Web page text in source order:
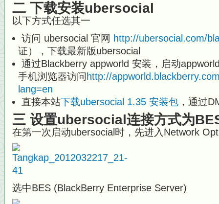
二 下载安装ubersocial
以下方式任选其一
访问 ubersocial 官网 http://ubersocial.com/
证），下载最新版ubersocial
通过Blackberry appworld 安装，启动
手机浏览器访问 http://
lang=en
直接本站下载ubersocial 1.35 安装包 ，通过
三 设置ubersocial连接方式为
在第一次启动ubersocial时，先进入Network
选中BES (BlackBerry Enterprise Server)